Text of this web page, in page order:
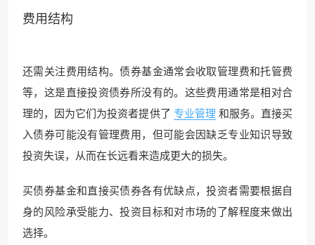
费用结构
还需关注费用结构。债券基金通常会收取管理费和托管费
等，这是直接投资债券所没有的。这些费用通常是相对合
理的，因为它们为投资者提供了 专业管理 和服务。直接买
入债券可能没有管理费用，但可能会因缺乏专业知识导致
投资失误，从而在长远看来造成更大的损失。
买债券基金和直接买债券各有优缺点，投资者需要根据自
身的风险承受能力、投资目标和对市场的了解程度来做出
选择。